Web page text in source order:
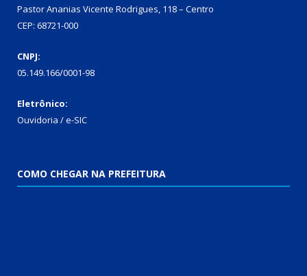
Pastor Ananias Vicente Rodrigues, 118 – Centro
CEP: 68721-000
CNPJ:
05.149.166/0001-98
Eletrônico:
Ouvidoria / e-SIC
COMO CHEGAR NA PREFEITURA